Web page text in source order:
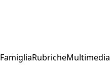
FamigliaRubricheMultimedia